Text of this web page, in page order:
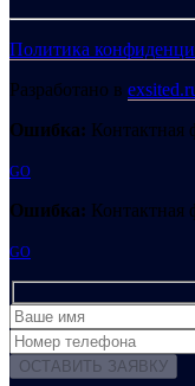
Политика
Разработано в
Ошибка: Контактная
GO
Ошибка: Контактная
GO